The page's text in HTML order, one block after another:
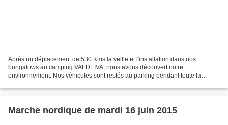
Après un déplacement de 530 Kms la veille et l'installation dans nos
bungalows au camping VALDEIVA, nous avons découvert notre
environnement. Nos véhicules sont restés au parking pendant toute la
Marche nordique de mardi 16 juin 2015